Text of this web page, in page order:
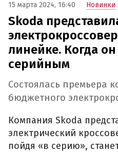
15 марта 2024, 16:40 Новинки
Skoda
линейке. Когда он
серийным
Состоялась премьера
бюджетного
Компания Skoda
электрический
пойдя «в серию»,